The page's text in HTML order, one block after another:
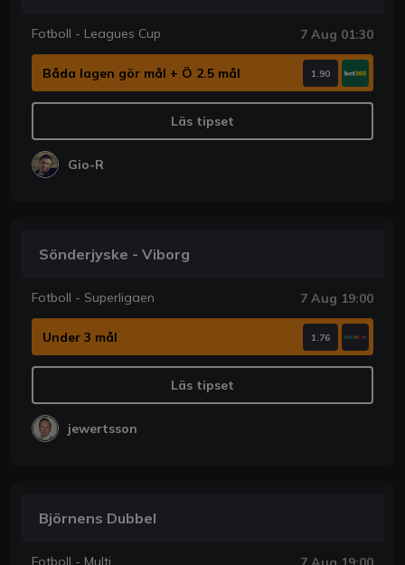
Fotboll - Leagues Cup 7 Aug 01:30
Båda lagen gör mål + Ö 2.5 mål 1.90
Läs tipset
Gio-R
Sönderjyske - Viborg
Fotboll - Superligaen 7 Aug 19:00
Under 3 mål 1.76
Läs tipset
jewertsson
Björnens Dubbel
Fotboll - Multi